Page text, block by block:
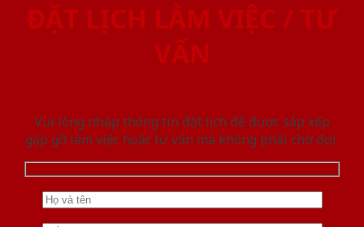
ĐẶT LỊCH LÀM VIỆC / TƯ
VẤN
Vui lòng nhập thông tin đặt lịch để được sắp xếp
gặp gỡ làm việc hoăc tư vấn mà không phải chờ đợi.